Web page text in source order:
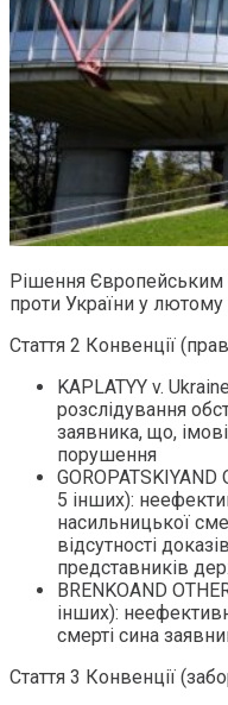
Рішення Європейським
проти України у лютому
Стаття 2 Конвенції
KAPLATYY v.
розслідування
заявника, що,
порушення
5 інших):
насильницької
відсутності
представників
BRENKOAND
інших):
смерті сина
Стаття 3 Конвенції